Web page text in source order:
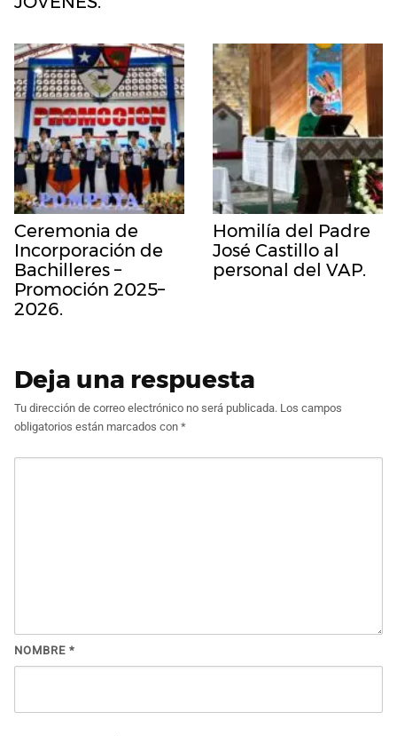
Ceremonia de
Incorporación de
Bachilleres –
Promoción 2025–
2026.
Homilía del Padre
José Castillo al
personal del VAP.
Deja una respuesta
Tu dirección de correo electrónico no será publicada. Los campos
obligatorios están marcados con *
NOMBRE *